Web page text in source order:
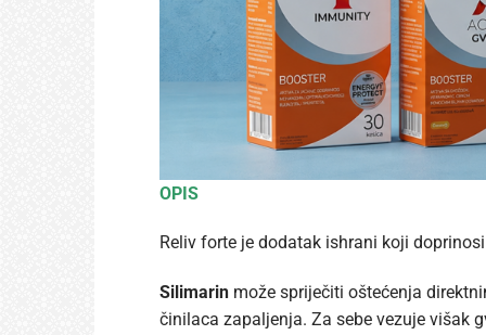
OPIS
Reliv forte je dodatak ishrani koji
Silimarin može spriječiti oštećenja
činilaca zapaljenja. Za sebe vezuje višak